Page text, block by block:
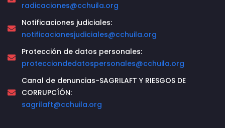
radicaciones@cchuila.org
Notificaciones judiciales:
notificacionesjudiciales@cchuila.org
Protección de datos personales:
protecciondedatospersonales@cchuila.org
Canal de denuncias-SAGRILAFT Y RIESGOS DE
CORRUPCÍÓN:
sagrilaft@cchuila.org